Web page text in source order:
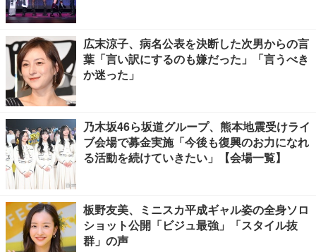
広末涼子、病名公表を決断した次男からの言
葉「言い訳にするのも嫌だった」「言うべき
か迷った」
乃木坂46ら坂道グループ、熊本地震受けライ
ブ会場で募金実施「今後も復興のお力になれ
る活動を続けていきたい」【会場一覧】
板野友美、ミニスカ平成ギャル姿の全身ソロ
ショット公開「ビジュ最強」「スタイル抜
群」の声